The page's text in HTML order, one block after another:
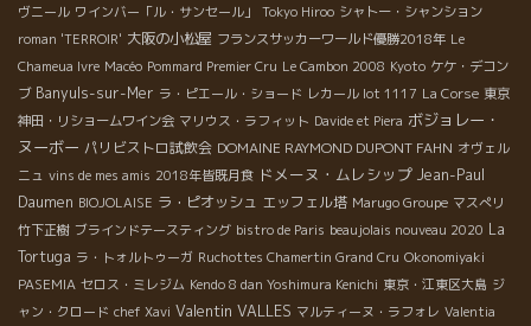
ヴニール ワインバー「ル・サンセール」 Tokyo Hiroo シャトー・シャンション
roman 'TERROIR' 大阪の小松屋 フランスサッカーワールド優勝2018年 Le
Chameua Ivre Macéo Pommard Premier Cru Le Cambon 2008 Kyoto ケケ・デコン
ブ Banyuls-sur-Mer ラ・ピエール・ショード レカール lot 1117 La Corse 東京
神田・リショームワイン会 マリウス・ラフィット Davide et Piera ボジョレー・
ヌーボー パリビストロ試飲会 DOMAINE RAYMOND DUPONT FAHN オヴェル
ニュ vins de mes amis 2018年皆既月食 ドメーヌ・ムレシップ Jean-Paul
Daumen BIOJOLAISE ラ・ピオッシュ エッフェル塔 Marugo Groupe マスぺリ
竹下正樹 ブラインドテースティング bistro de Paris beaujolais nouveau 2020 La
Tortuga ラ・トォルトゥーガ Ruchottes Chamertin Grand Cru Okonomiyaki
PASEMIA セロス・ミレジム Kendo 8 dan Yoshimura Kenichi 東京・江東区大島 ジ
ャン・クロード chef Xavi Valentin VALLES マルティーヌ・ラフォレ Valentia